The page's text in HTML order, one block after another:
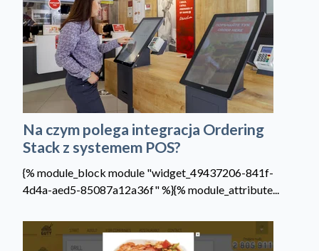
Na czym polega integracja Ordering
Stack z systemem POS?
{% module_block module "widget_49437206-841f-
4d4a-aed5-85087a12a36f" %}{% module_attribute...